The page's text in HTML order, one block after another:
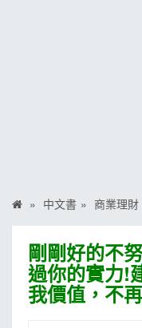
中文書 商業理財
剛剛好的不
過你的實力!
我價值，不